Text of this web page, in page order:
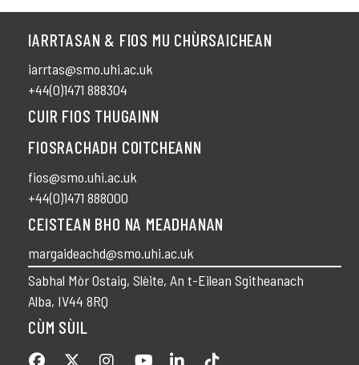
IARRTASAN & FIOS MU CHÙRSAICHEAN
iarrtas@smo.uhi.ac.uk
+44(0)1471 888304
CUIR FIOS THUGAINN
FIOSRACHADH COITCHEANN
fios@smo.uhi.ac.uk
+44(0)1471 888000
CEISTEAN BHO NA MEADHANAN
margaideachd@smo.uhi.ac.uk
Sabhal Mòr Ostaig, Slèite, An t-Eilean Sgitheanach
Alba, IV44 8RQ
CÙM SÙIL